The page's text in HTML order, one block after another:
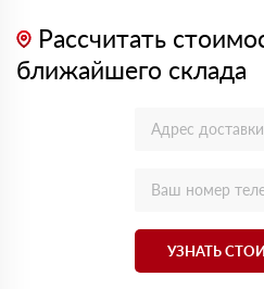
Рассчитать
ближайшего склада
УЗНАТЬ